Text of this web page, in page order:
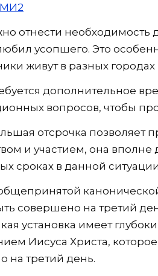
отнести необходимость
усопшего. Это
живут в разных
дополнительное
вопросов, чтобы
отсрочка позволяет
и участием, она
сроках в данной
совершено на третий
установка имеет
Иисуса Христа,
на третий день.